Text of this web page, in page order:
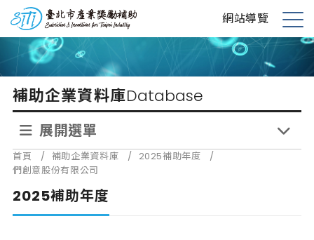
到
內
台北市產業獎勵補助 網站導覽
展
單
補助企業資料庫Database
展開選單
首頁 / 補助企業資料庫 / 2025補助年度
/
們創意股份有限公司
2025補助年度